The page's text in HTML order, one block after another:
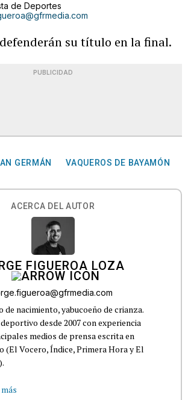
de Deportes
su título en la final.
PUBLICIDAD
GERMÁN
VAQUEROS DE BAYAMÓN
ACERCA DEL AUTOR
FIGUEROA LOZA
de nacimiento, yabucoeño de crianza.
desde 2007 con experiencia
medios de prensa escrita en
(El Vocero, Índice, Primera Hora y El